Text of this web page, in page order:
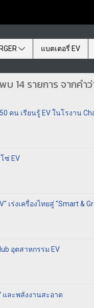
แบตเตอรี่ EV
บ 14 รายการ จากคำ
น เรียนรู้ EV ในโรงาน
ซ่ EV
เร่งเครื่องไทยสู่ "Smart &
อุตสาหกรรม EV
และพลังงานสะอาด